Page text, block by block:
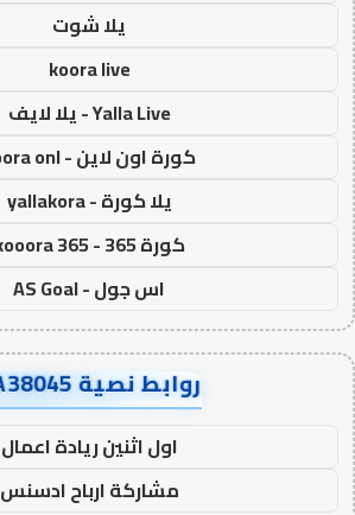
يلا شوت
koora live
Yalla Live - يلا لايف
كورة اون لاين - koora onl
يلا كورة - yallakora
كورة 365 - kooora 365
اس جول - AS Goal
روابط نصية AA38045
اول اثنين ريادة اعمال
مشاركة ارباح ادسنس